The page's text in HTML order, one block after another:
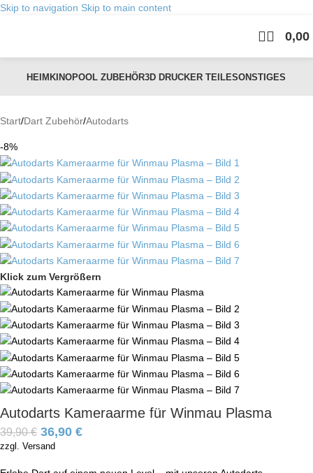
Skip to navigation Skip to main content
0,00
HEIMKINOPOOL ZUBEHÖR3D DRUCKER TEILESONSTIGES
Start/Dart Zubehör/Autodarts
-8%
Klick zum Vergrößern
Autodarts Kameraarme für Winmau Plasma
39,90€ 36,90 €
zzgl. Versand